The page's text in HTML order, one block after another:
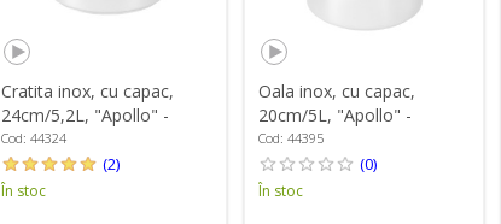
Cratita inox, cu capac,
24cm/5,2L, "Apollo" -
Demeyere
Cod: 44324
(2)
În stoc
Oala inox, cu capac,
20cm/5L, "Apollo" -
Demeyere
Cod: 44395
(0)
În stoc